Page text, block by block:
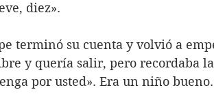
diez».
terminó su cuenta y volvió a
y quería salir, pero recordaba
por usted». Era un niño